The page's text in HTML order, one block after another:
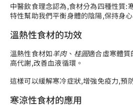
中醫飲食理念認為,食材分為四種性質:
特性幫助我們平衡身體的陰陽,保持身
溫熱性食材的功效
溫熱性食材如羊肉、 桂圓適合虛寒體
高代謝,改善血液循環。
這樣可以緩解寒冷症狀,增強免疫力,預
寒涼性食材的應用